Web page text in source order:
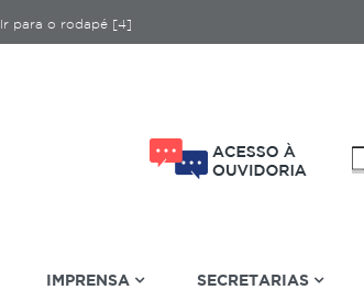
Ir para o rodapé [4]
IMPRENSA SECRETARIAS